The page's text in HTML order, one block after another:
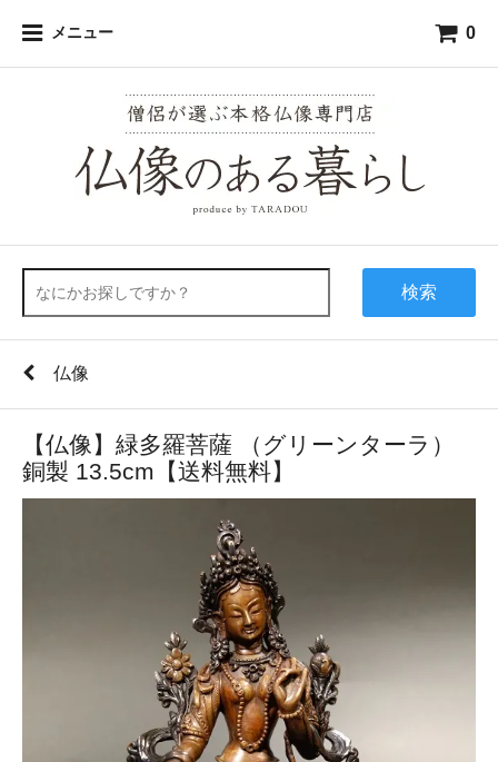
メニュー 0
検索
仏像
【仏像】緑多羅菩薩 （グリーンターラ）
銅製 13.5cm【送料無料】